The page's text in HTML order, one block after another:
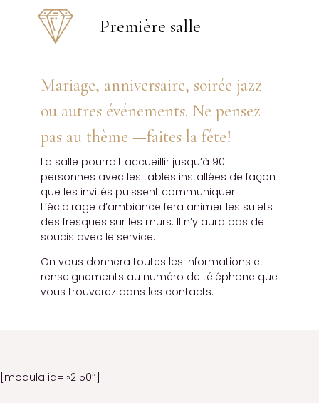
Première salle
Mariage, anniversaire, soirée jazz
ou autres événements. Ne pensez
pas au thème —faites la fête!
La salle pourrait accueillir jusqu’à 90
personnes avec les tables installées de façon
que les invités puissent communiquer.
L’éclairage d’ambiance fera animer les sujets
des fresques sur les murs. Il n’y aura pas de
soucis avec le service.
On vous donnera toutes les informations et
renseignements au numéro de téléphone que
vous trouverez dans les contacts.
[modula id= »2150″]